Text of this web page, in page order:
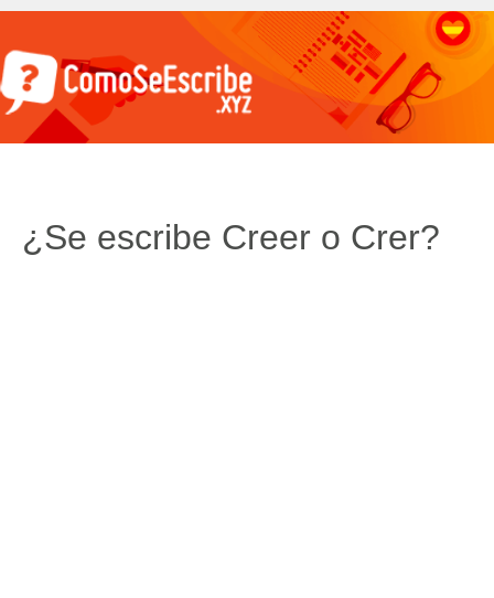
¿Se escribe Creer o Crer?